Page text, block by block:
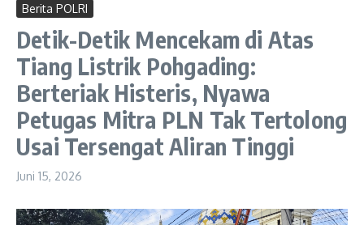
Berita POLRI
Detik-Detik Mencekam di Atas
Tiang Listrik Pohgading:
Berteriak Histeris, Nyawa
Petugas Mitra PLN Tak Tertolong
Usai Tersengat Aliran Tinggi
Juni 15, 2026